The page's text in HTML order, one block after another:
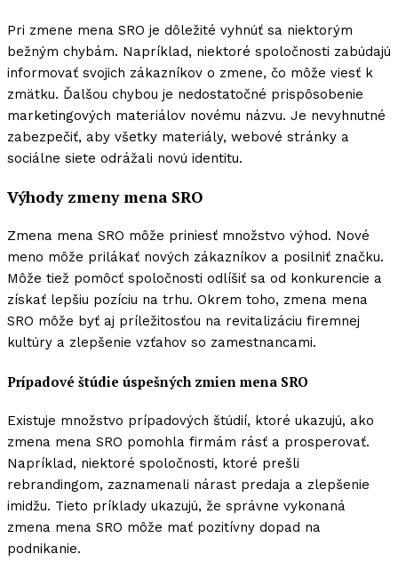
Pri zmene mena SRO je dôležité vyhnúť sa niektorým
bežným chybám. Napríklad, niektoré spoločnosti zabúdajú
informovať svojich zákazníkov o zmene, čo môže viesť k
zmätku. Ďalšou chybou je nedostatočné prispôsobenie
marketingových materiálov novému názvu. Je nevyhnutné
zabezpečiť, aby všetky materiály, webové stránky a
sociálne siete odrážali novú identitu.
Výhody zmeny mena SRO
Zmena mena SRO môže priniesť množstvo výhod. Nové
meno môže prilákať nových zákazníkov a posilniť značku.
Môže tiež pomôcť spoločnosti odlíšiť sa od konkurencie a
získať lepšiu pozíciu na trhu. Okrem toho, zmena mena
SRO môže byť aj príležitosťou na revitalizáciu firemnej
kultúry a zlepšenie vzťahov so zamestnancami.
Prípadové štúdie úspešných zmien mena SRO
Existuje množstvo prípadových štúdií, ktoré ukazujú, ako
zmena mena SRO pomohla firmám rásť a prosperovať.
Napríklad, niektoré spoločnosti, ktoré prešli
rebrandingom, zaznamenali nárast predaja a zlepšenie
imidžu. Tieto príklady ukazujú, že správne vykonaná
zmena mena SRO môže mať pozitívny dopad na
podnikanie.